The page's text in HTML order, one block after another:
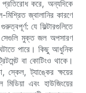
প্রতিরোধ করে, অন্যদিকে
জ্বালানির কারণে
যে ফিল্টারগুলিতে
সেগুলি মুক্ত জল অপসারণ
পারে। কিছু আধুনিক
বা কোটিংও থাকে।
স্কেল, ট্যাঙ্কের ক্ষয়ের
এবং হাউজিংয়ের